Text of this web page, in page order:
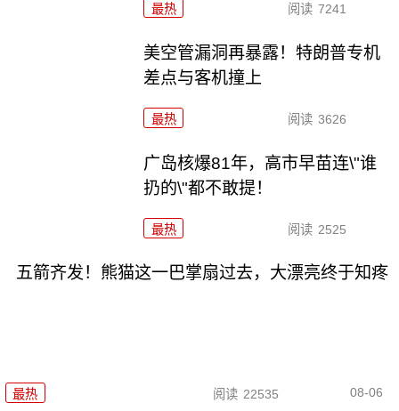
最热 阅读 7241
美空管漏洞再暴露！特朗普专机
差点与客机撞上
最热 阅读 3626
广岛核爆81年，高市早苗连\"谁
扔的\"都不敢提！
最热 阅读 2525
五箭齐发！熊猫这一巴掌扇过去，大漂亮终于知疼
最热 阅读 22535 08-06